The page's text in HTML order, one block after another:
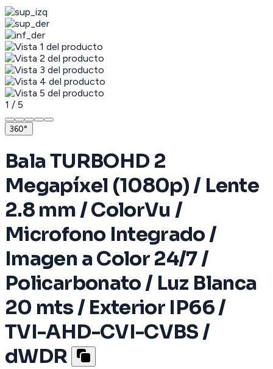
1 / 5
360°
Bala TURBOHD 2
Megapíxel (1080p) / Lente
2.8 mm / ColorVu /
Microfono Integrado /
Imagen a Color 24/7 /
Policarbonato / Luz Blanca
20 mts / Exterior IP66 /
TVI-AHD-CVI-CVBS /
dWDR